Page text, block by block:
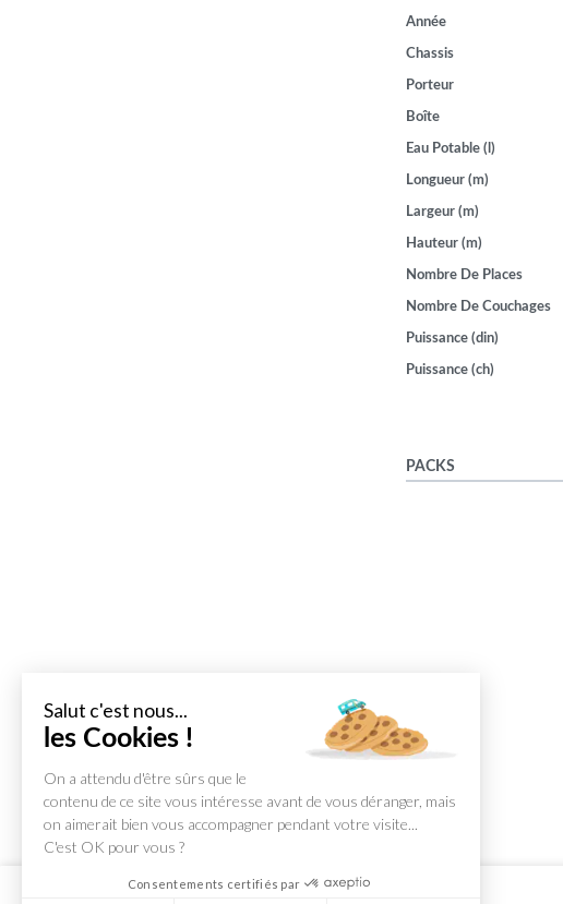
Année
Chassis
Porteur
Boîte
Eau Potable (l)
Longueur (m)
Largeur (m)
Hauteur (m)
Nombre De Places
Nombre De Couchages
Puissance (din)
Puissance (ch)
PACKS
Salut c'est nous...
les Cookies !
On a attendu d'être sûrs que le
contenu de ce site vous intéresse avant de vous déranger, mais
on aimerait bien vous accompagner pendant votre visite...
C'est OK pour vous ?
Consentements certifiés par